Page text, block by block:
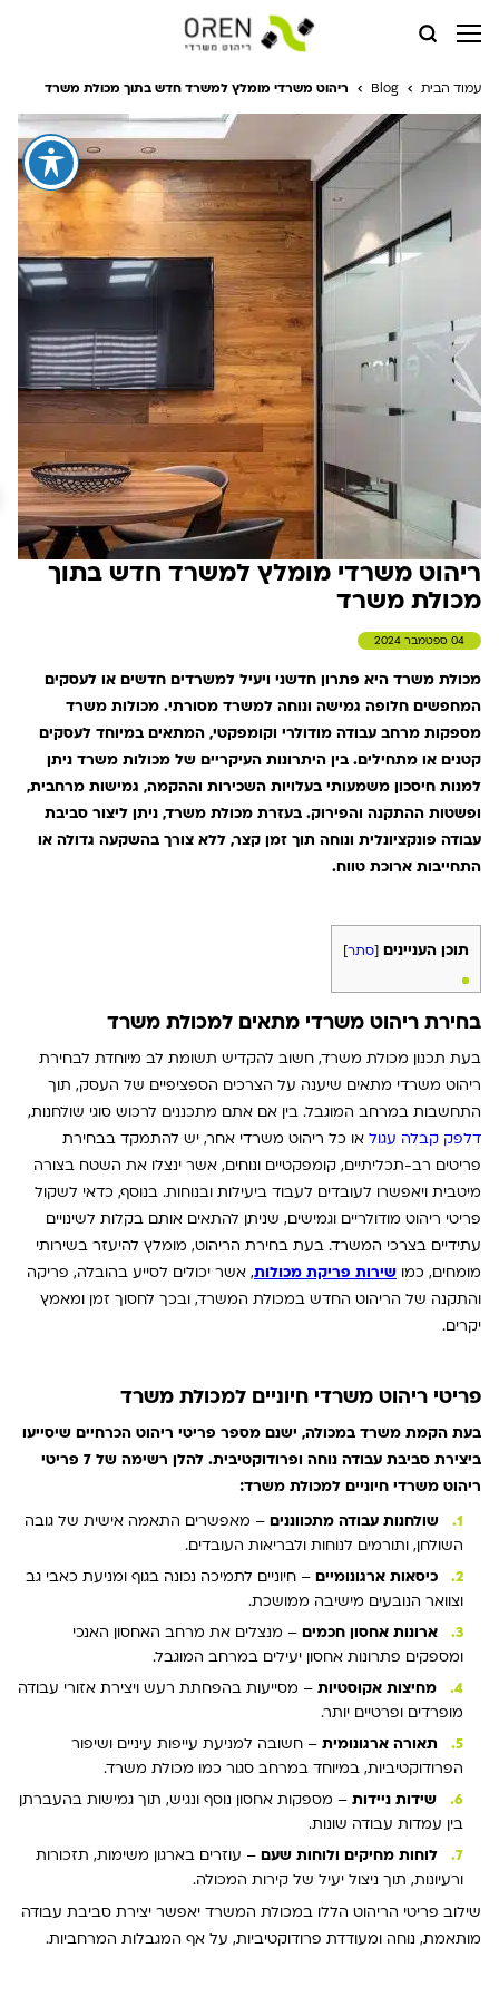
עמוד הבית Blog ריהוט משרדי מומלץ למשרד חדש בתוך מכולת משרד
ריהוט משרדי מומלץ למשרד חדש בתוך
מכולת משרד
04 ספטמבר 2024
​מכולת משרד היא פתרון חדשני ויעיל למשרדים חדשים או לעסקים
המחפשים חלופה גמישה ונוחה למשרד מסורתי. מכולות משרד
מספקות מרחב עבודה מודולרי וקומפקטי, המתאים במיוחד לעסקים
קטנים או מתחילים. בין היתרונות העיקריים של מכולות משרד ניתן
למנות חיסכון משמעותי בעלויות השכירות וההקמה, גמישות מרחבית,
ופשטות ההתקנה והפירוק. בעזרת מכולת משרד, ניתן ליצור סביבת
עבודה פונקציונלית ונוחה תוך זמן קצר, ללא צורך בהשקעה גדולה או
התחייבות ארוכת טווח.
תוכן העניינים [סתר]
בחירת ריהוט משרדי מתאים למכולת משרד
בעת תכנון מכולת משרד, חשוב להקדיש תשומת לב מיוחדת לבחירת
ריהוט משרדי מתאים שיענה על הצרכים הספציפיים של העסק, תוך
התחשבות במרחב המוגבל. בין אם אתם מתכננים לרכוש סוגי שולחנות,
דלפק קבלה עגול או כל ריהוט משרדי אחר, יש להתמקד בבחירת
פריטים רב-תכליתיים, קומפקטיים ונוחים, אשר ינצלו את השטח בצורה
מיטבית ויאפשרו לעובדים לעבוד ביעילות ובנוחות. בנוסף, כדאי לשקול
פריטי ריהוט מודולריים וגמישים, שניתן להתאים אותם בקלות לשינויים
עתידיים בצרכי המשרד. בעת בחירת הריהוט, מומלץ להיעזר בשירותי
מומחים, כמו שירות פריקת מכולות, אשר יכולים לסייע בהובלה, פריקה
והתקנה של הריהוט החדש במכולת המשרד, ובכך לחסוך זמן ומאמץ
יקרים.
פריטי ריהוט משרדי חיוניים למכולת משרד
בעת הקמת משרד במכולה, ישנם מספר פריטי ריהוט הכרחיים שיסייעו
ביצירת סביבת עבודה נוחה ופרודוקטיבית. להלן רשימה של 7 פריטי
ריהוט משרדי חיוניים למכולת משרד:
שולחנות עבודה מתכווננים – מאפשרים התאמה אישית של גובה
השולחן, ותורמים לנוחות ולבריאות העובדים.
כיסאות ארגונומיים – חיוניים לתמיכה נכונה בגוף ומניעת כאבי גב
וצוואר הנובעים מישיבה ממושכת.
ארונות אחסון חכמים – מנצלים את מרחב האחסון האנכי
ומספקים פתרונות אחסון יעילים במרחב המוגבל.
מחיצות אקוסטיות – מסייעות בהפחתת רעש ויצירת אזורי עבודה
מופרדים ופרטיים יותר.
תאורה ארגונומית – חשובה למניעת עייפות עיניים ושיפור
הפרודוקטיביות, במיוחד במרחב סגור כמו מכולת משרד.
שידות ניידות – מספקות אחסון נוסף ונגיש, תוך גמישות בהעברתן
בין עמדות עבודה שונות.
לוחות מחיקים ולוחות שעם – עוזרים בארגון משימות, תזכורות
ורעיונות, תוך ניצול יעיל של קירות המכולה.
שילוב פריטי הריהוט הללו במכולת המשרד יאפשר יצירת סביבת עבודה
מותאמת, נוחה ומעודדת פרודוקטיביות, על אף המגבלות המרחביות.